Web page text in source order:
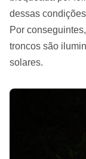
dessas
Por
troncos são
solares.